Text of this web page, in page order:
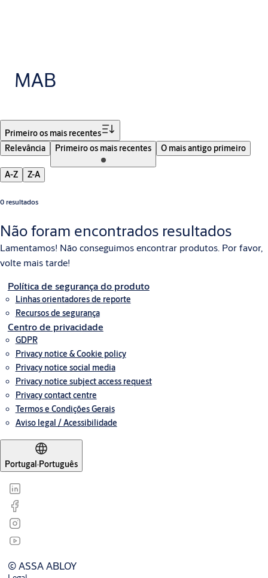
MAB
Primeiro os mais recentes
Relevância
Primeiro os mais recentes O mais antigo primeiro
A-Z Z-A
0 resultados
Não foram encontrados resultados
Lamentamos! Não conseguimos encontrar produtos. Por favor,
volte mais tarde!
Política de segurança do produto
Linhas orientadores de reporte
Recursos de segurança
Centro de privacidade
GDPR
Privacy notice & Cookie policy
Privacy notice social media
Privacy notice subject access request
Privacy contact centre
Termos e Condições Gerais
Aviso legal / Acessibilidade
Portugal ·Português
© ASSA ABLOY